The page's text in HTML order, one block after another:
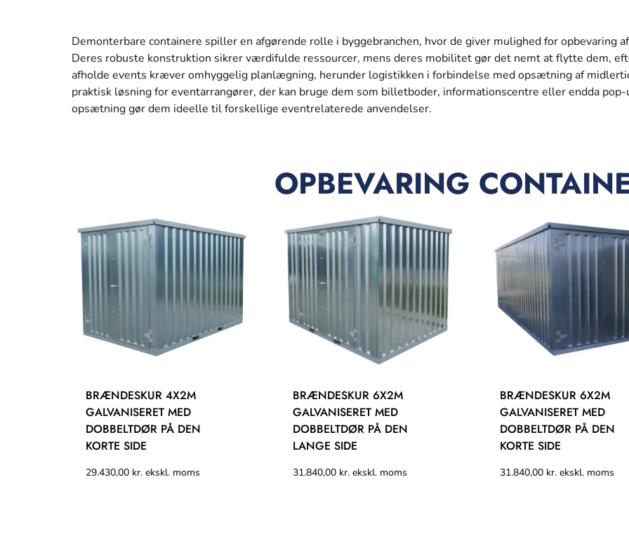
Demonterbare containere spiller en afgørende rolle i byggebranchen, hvor de giver mulighed for opbevaring
Deres robuste konstruktion sikrer værdifulde ressourcer, mens deres mobilitet gør det nemt at flytte dem,
afholde events kræver omhyggelig planlægning, herunder logistikken i forbindelse med opsætning af
praktisk løsning for eventarrangører, der kan bruge dem som billetboder, informationscentre eller endda
opsætning gør dem ideelle til forskellige eventrelaterede anvendelser.
OPBEVARING
BRÆNDESKUR 4X2M
GALVANISERET MED
DOBBELTDØR PÅ DEN
KORTE SIDE
29.430,00 kr. ekskl. moms
BRÆNDESKUR 6X2M
GALVANISERET MED
DOBBELTDØR PÅ DEN
LANGE SIDE
31.840,00 kr. ekskl. moms
BRÆNDESKUR 6X2M
GALVANISERET MED
DOBBELTDØR PÅ DEN
KORTE SIDE
31.840,00 kr. ekskl. moms